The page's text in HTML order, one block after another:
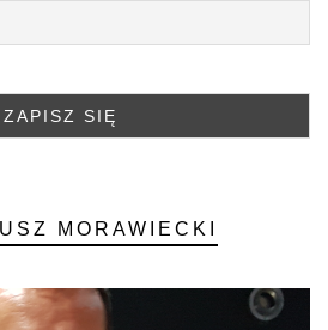
MORAWIECKI